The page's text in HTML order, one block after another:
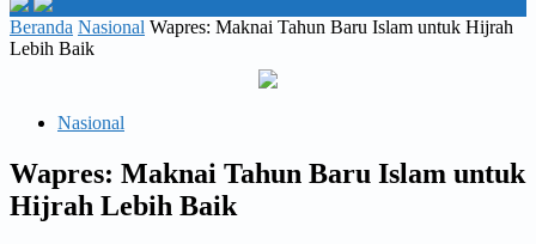
Beranda Nasional Wapres: Maknai Tahun Baru Islam untuk Hijrah
Lebih Baik
Nasional
Wapres: Maknai Tahun Baru Islam untuk
Hijrah Lebih Baik